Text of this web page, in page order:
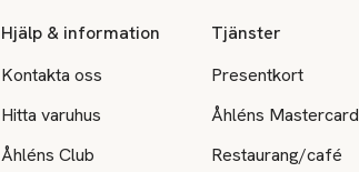
Hjälp & information
Kontakta oss
Hitta varuhus
Åhléns Club
Tjänster
Presentkort
Åhléns Mastercard
Restaurang/café